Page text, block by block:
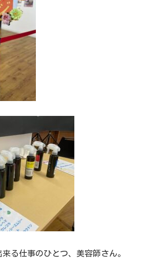
る仕事のひとつ、美容師さん。